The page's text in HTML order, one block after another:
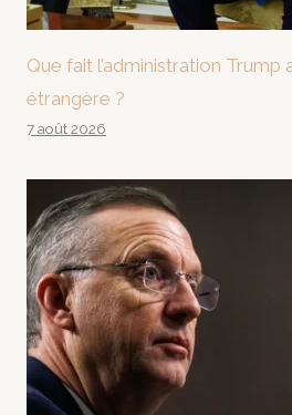
Que fait l’administration Trump
étrangère ?
7 août 2026